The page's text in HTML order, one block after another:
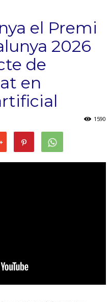
el Premi
2026
de
en
1590